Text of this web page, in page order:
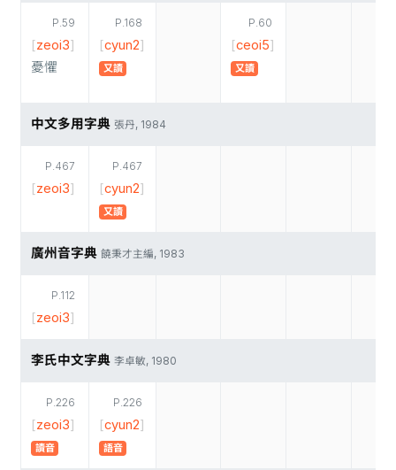
P.59
[zeoi3]
憂懼
P.168
[cyun2]
又讀
P.60
[ceoi5]
又讀
中文多用字典 張丹, 1984
P.467
[zeoi3]
P.467
[cyun2]
又讀
廣州音字典 饒秉才主編, 1983
P.112
[zeoi3]
李氏中文字典 李卓敏, 1980
P.226
[zeoi3]
讀音
P.226
[cyun2]
語音